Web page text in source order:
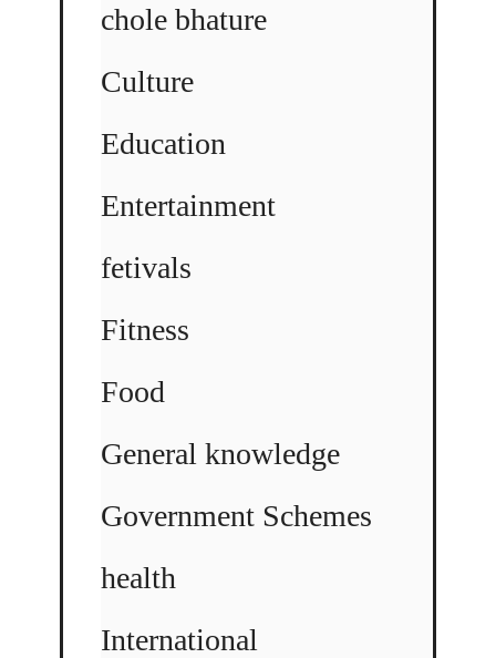
chole bhature
Culture
Education
Entertainment
fetivals
Fitness
Food
General knowledge
Government Schemes
health
International